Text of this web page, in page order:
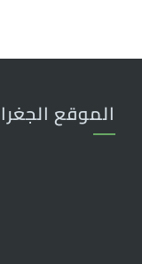
الموقع